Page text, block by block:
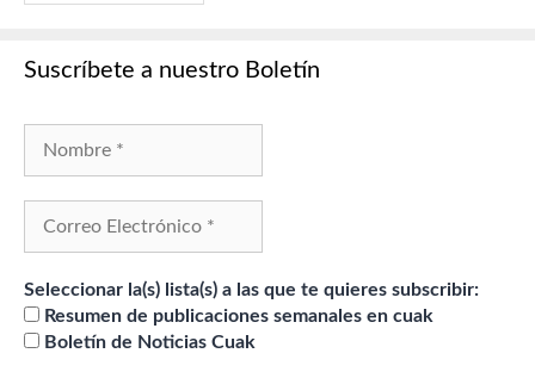
Suscríbete a nuestro Boletín
Seleccionar la(s) lista(s) a las que te quieres subscribir:
Resumen de publicaciones semanales en cuak
Boletín de Noticias Cuak